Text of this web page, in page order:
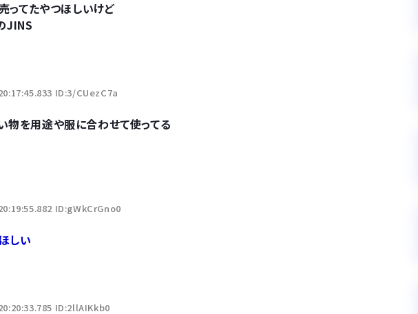
ってたやつほしいけど
JINS
ID:3/CUezC7a
を用途や服に合わせて使ってる
ID:gWkCrGno0
しい
ID:2llAIKkb0